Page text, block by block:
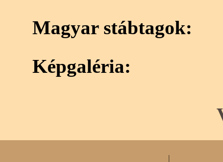
Magyar stábtagok:
Képgaléria: